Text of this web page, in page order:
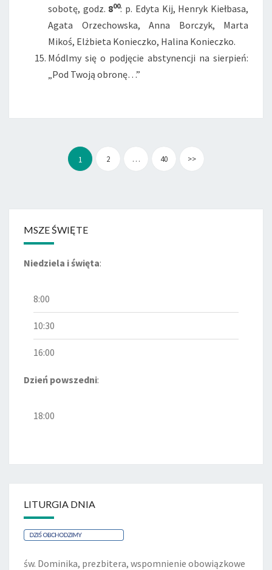
sobotę, godz. 800: p. Edyta Kij, Henryk Kiełbasa,
Agata Orzechowska, Anna Borczyk, Marta
Mikoś, Elżbieta Konieczko, Halina Konieczko.
Módlmy się o podjęcie abstynencji na sierpień:
„Pod Twoją obronę…”
wpisów
1 2 … 40 >>
MSZE ŚWIĘTE
Niedziela i święta:
8:00
10:30
16:00
Dzień powszedni:
18:00
LITURGIA DNIA
św. Dominika, prezbitera, wspomnienie obowiązkowe